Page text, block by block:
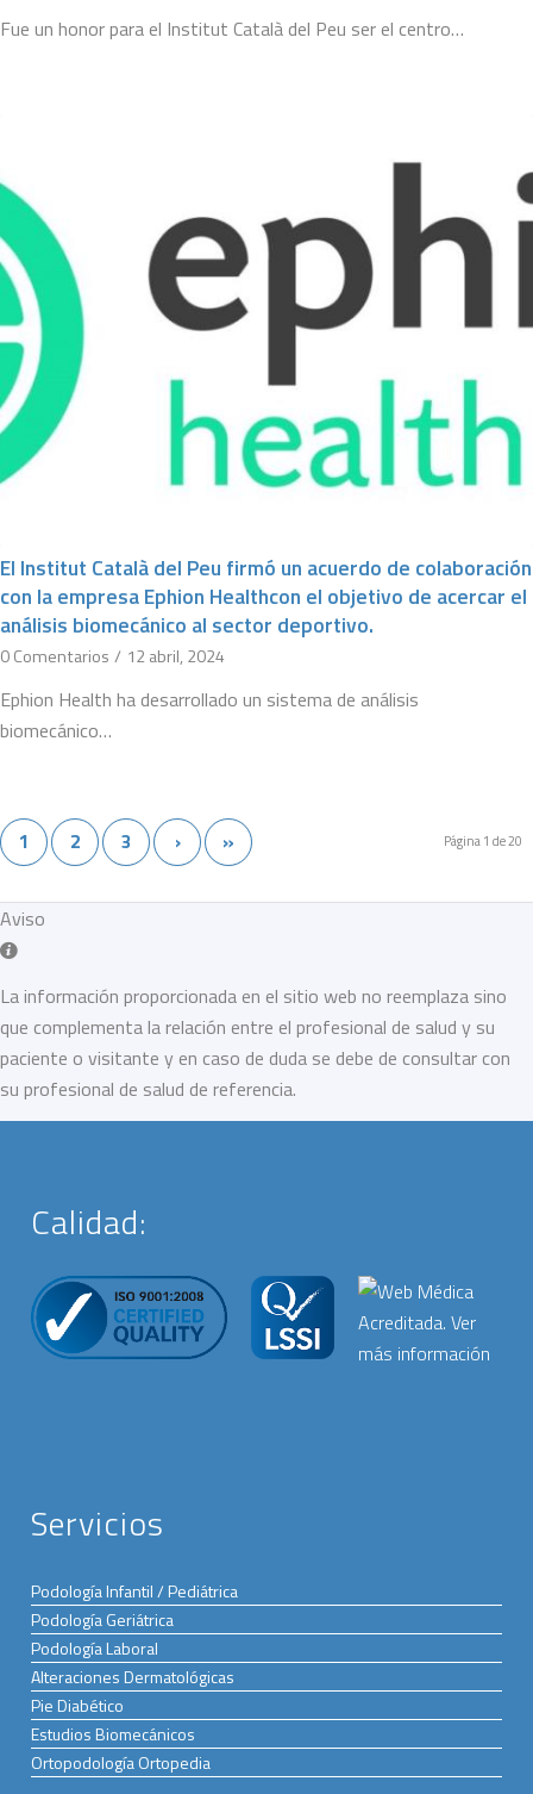
Fue un honor para el Institut Català del Peu ser el centro…
El Institut Català del Peu firmó un acuerdo de colaboración
con la empresa Ephion Healthcon el objetivo de acercar el
análisis biomecánico al sector deportivo.
0 Comentarios / 12 abril, 2024
Ephion Health ha desarrollado un sistema de análisis
biomecánico…
Página 1 de 20
1 2 3 › »
Aviso
La información proporcionada en el sitio web no reemplaza sino
que complementa la relación entre el profesional de salud y su
paciente o visitante y en caso de duda se debe de consultar con
su profesional de salud de referencia.
Calidad:
Servicios
Podología Infantil / Pediátrica
Podología Geriátrica
Podología Laboral
Alteraciones Dermatológicas
Pie Diabético
Estudios Biomecánicos
Ortopodología Ortopedia